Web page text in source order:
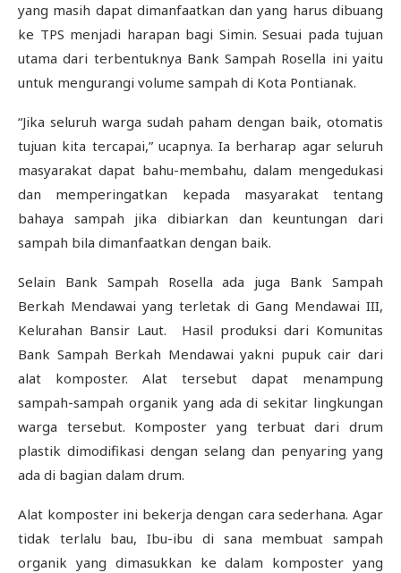
yang masih dapat dimanfaatkan dan yang harus dibuang
ke TPS menjadi harapan bagi Simin. Sesuai pada tujuan
utama dari terbentuknya Bank Sampah Rosella ini yaitu
untuk mengurangi volume sampah di Kota Pontianak.
“Jika seluruh warga sudah paham dengan baik, otomatis
tujuan kita tercapai,” ucapnya. Ia berharap agar seluruh
masyarakat dapat bahu-membahu, dalam mengedukasi
dan memperingatkan kepada masyarakat tentang
bahaya sampah jika dibiarkan dan keuntungan dari
sampah bila dimanfaatkan dengan baik.
Selain Bank Sampah Rosella ada juga Bank Sampah
Berkah Mendawai yang terletak di Gang Mendawai III,
Kelurahan Bansir Laut. Hasil produksi dari Komunitas
Bank Sampah Berkah Mendawai yakni pupuk cair dari
alat komposter. Alat tersebut dapat menampung
sampah-sampah organik yang ada di sekitar lingkungan
warga tersebut. Komposter yang terbuat dari drum
plastik dimodifikasi dengan selang dan penyaring yang
ada di bagian dalam drum.
Alat komposter ini bekerja dengan cara sederhana. Agar
tidak terlalu bau, Ibu-ibu di sana membuat sampah
organik yang dimasukkan ke dalam komposter yang